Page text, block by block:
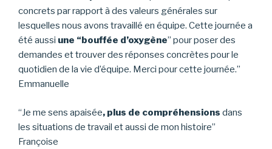
concrets par rapport à des valeurs générales sur
lesquelles nous avons travaillé en équipe. Cette journée a
été aussi une “bouffée d’oxygène” pour poser des
demandes et trouver des réponses concrètes pour le
quotidien de la vie d’équipe. Merci pour cette journée.”
Emmanuelle
“Je me sens apaisée, plus de compréhensions dans
les situations de travail et aussi de mon histoire”
Françoise